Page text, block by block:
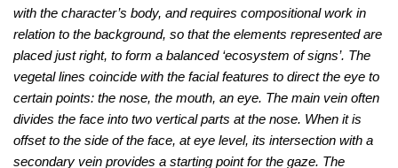
with the character’s body, and requires compositional work in
relation to the background, so that the elements represented are
placed just right, to form a balanced ‘ecosystem of signs’. The
vegetal lines coincide with the facial features to direct the eye to
certain points: the nose, the mouth, an eye. The main vein often
divides the face into two vertical parts at the nose. When it is
offset to the side of the face, at eye level, its intersection with a
secondary vein provides a starting point for the gaze. The